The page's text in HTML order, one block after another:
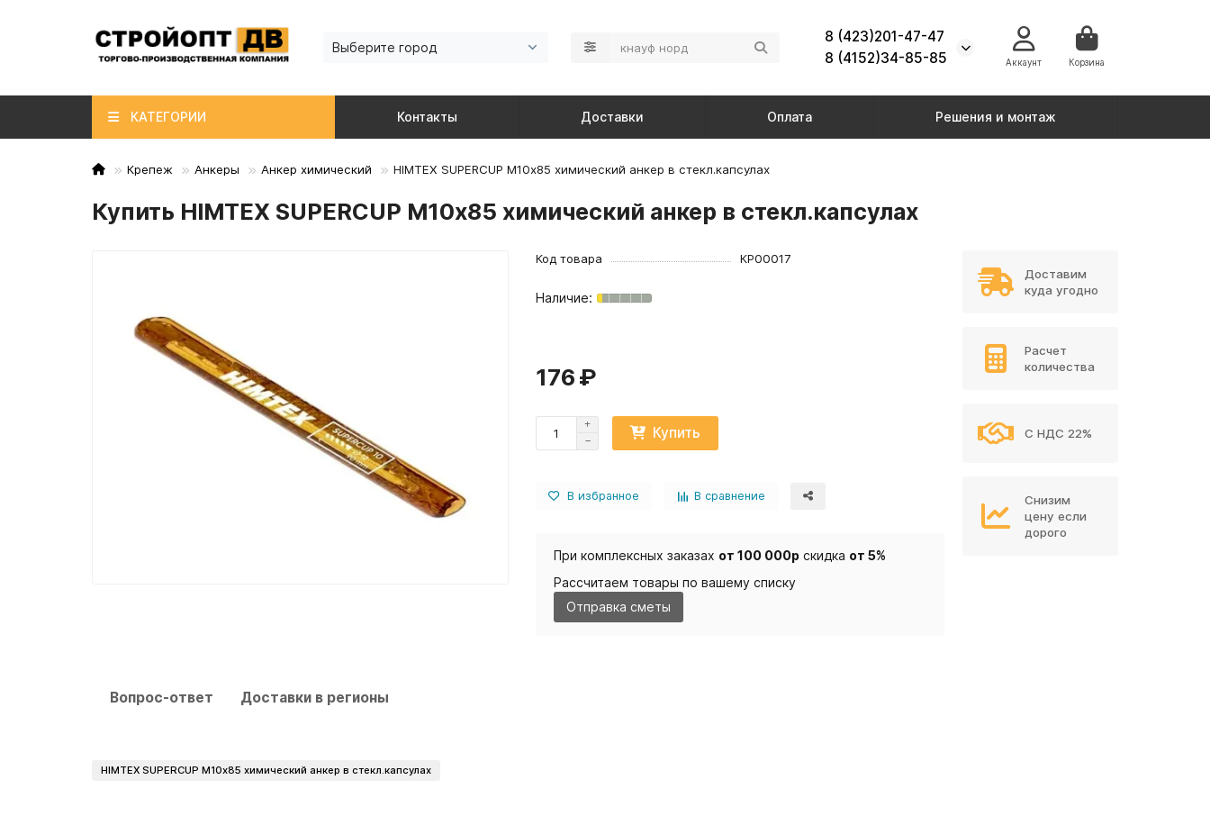
Выберите город
8 (423)201-47-47
8 (4152)34-85-85
Аккаунт Корзина
КАТЕГОРИИ Контакты Доставки Оплата Решения и монтаж
Крепеж Анкеры Анкер химический HIMTEX SUPERCUP M10х85 химический анкер в стекл.капсулах
Купить HIMTEX SUPERCUP M10х85 химический анкер в стекл.капсулах
Код товара КР00017
176 ₽
Купить
В избранное В сравнение
При комплексных заказах от 100 000р скидка от 5%
Рассчитаем товары по вашему списку
Отправка сметы
Доставим
куда угодно
Расчет
количества
С НДС 22%
Снизим
цену если
дорого
Вопрос-ответ Доставки в регионы
HIMTEX SUPERCUP M10х85 химический анкер в стекл.капсулах